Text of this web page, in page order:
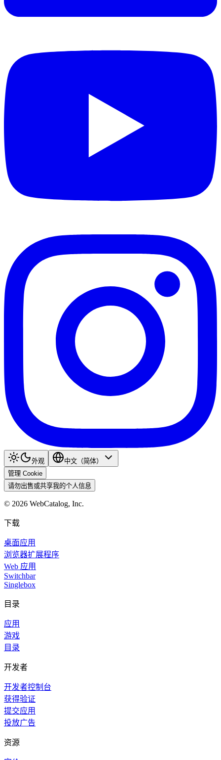
外观
中文（简体）
管理 Cookie
请勿出售或共享我的个人信息
© 2026 WebCatalog, Inc.
下载
桌面应用
浏览器扩展程序
Web 应用
Switchbar
Singlebox
目录
应用
游戏
目录
开发者
开发者控制台
获得验证
提交应用
投放广告
资源